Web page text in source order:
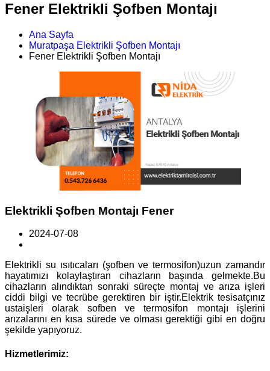
Fener Elektrikli Şofben Montajı
Ana Sayfa
Muratpaşa Elektrikli Şofben Montajı
Fener Elektrikli Şofben Montajı
Elektrikli Şofben Montajı Fener
2024-07-08
Elektrikli su ısıtıcaları (şofben ve termosifon)uzun zamandır
hayatımızı kolaylaştıran cihazların başında gelmekte.Bu
cihazların alındıktan sonraki süreçte montaj ve arıza işleri
ciddi bilgi ve tecrübe gerektiren bir iştir.Elektrik tesisatçınız
ustaişleri olarak sofben ve termosifon montajı işlerini
arızalarını en kısa sürede ve olması gerektiği gibi en doğru
şekilde yapıyoruz.
Hizmetlerimiz: